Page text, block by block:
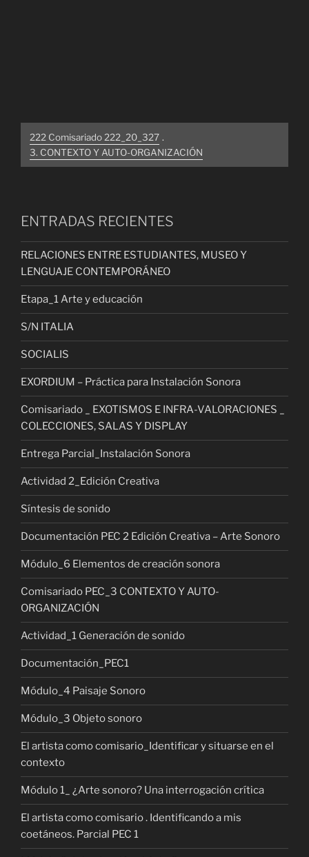
222 Comisariado 222_20_327 .
3. CONTEXTO Y AUTO-ORGANIZACIÓN
ENTRADAS RECIENTES
RELACIONES ENTRE ESTUDIANTES, MUSEO Y
LENGUAJE CONTEMPORÁNEO
Etapa_1 Arte y educación
S/N ITALIA
SOCIALIS
EXORDIUM – Práctica para Instalación Sonora
Comisariado _ EXOTISMOS E INFRA-VALORACIONES _
COLECCIONES, SALAS Y DISPLAY
Entrega Parcial_Instalación Sonora
Actividad 2_Edición Creativa
Síntesis de sonido
Documentación PEC 2 Edición Creativa – Arte Sonoro
Módulo_6 Elementos de creación sonora
Comisariado PEC_3 CONTEXTO Y AUTO-
ORGANIZACIÓN
Actividad_1 Generación de sonido
Documentación_PEC1
Módulo_4 Paisaje Sonoro
Módulo_3 Objeto sonoro
El artista como comisario_Identificar y situarse en el
contexto
Módulo 1_ ¿Arte sonoro? Una interrogación crítica
El artista como comisario . Identificando a mis
coetáneos. Parcial PEC 1